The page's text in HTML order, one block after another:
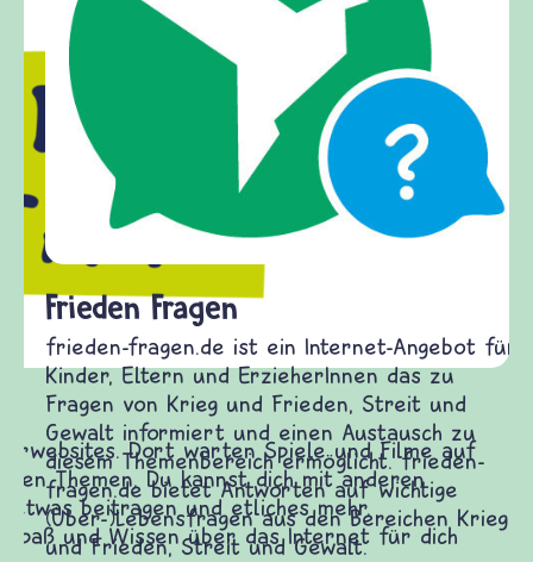
Frieden Fragen
frieden-fragen.de ist ein Internet-Angebot für
Kinder, Eltern und ErzieherInnen das zu
Fragen von Krieg und Frieden, Streit und
Gewalt informiert und einen Austausch zu
diesem Themenbereich ermöglicht. frieden-
fragen.de bietet Antworten auf wichtige
(Über-)Lebensfragen aus den Bereichen Krieg
und Frieden, Streit und Gewalt.